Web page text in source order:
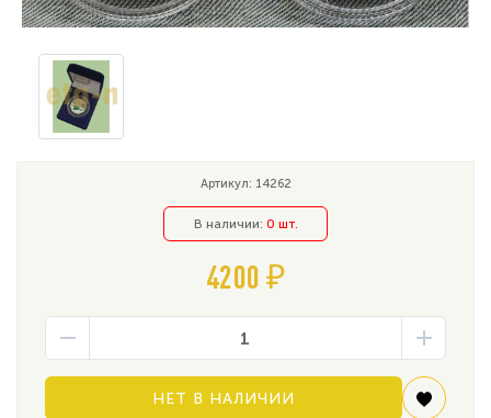
Артикул: 14262
В наличии: 0 шт.
4200 ₽
НЕТ В НАЛИЧИИ